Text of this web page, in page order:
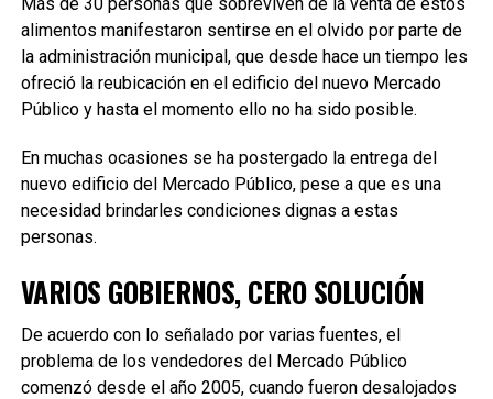
alimentos manifestaron sentirse en el olvido por parte de
la administración municipal, que desde hace un tiempo les
ofreció la reubicación en el edificio del nuevo Mercado
Público y hasta el momento ello no ha sido posible.
En muchas ocasiones se ha postergado la entrega del
nuevo edificio del Mercado Público, pese a que es una
necesidad brindarles condiciones dignas a estas
personas.
VARIOS GOBIERNOS, CERO SOLUCIÓN
De acuerdo con lo señalado por varias fuentes, el
problema de los vendedores del Mercado Público
comenzó desde el año 2005, cuando fueron desalojados